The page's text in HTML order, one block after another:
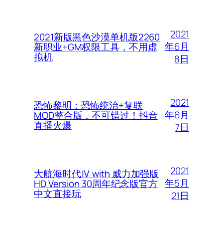
2021新版黑色沙漠单机版2260
新职业+GM权限工具，不用虚
拟机
2021
年6月
8日
恐怖黎明：恐怖统治+复联
MOD整合版，不可错过！抖音
直播火爆
2021
年6月
7日
大航海时代Ⅳ with 威力加强版
HD Version 30周年纪念版官方
中文直接玩
2021
年5月
21日